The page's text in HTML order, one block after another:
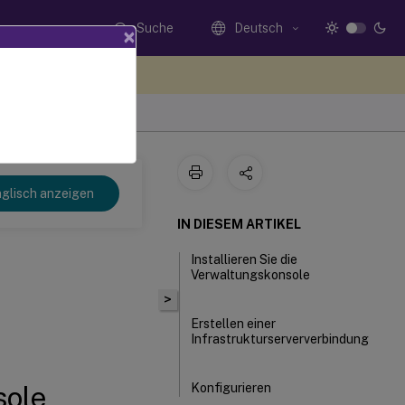
Suche Deutsch
anzeigen
>
IN DIESEM ARTIKEL
Installieren Sie die
Verwaltungskonsole
Erstellen einer
Infrastrukturserververbindung
Konfigurieren
×